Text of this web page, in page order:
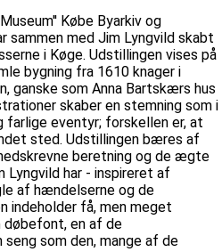
Købe Byarkiv og
sammen med Jim Lyngvild skabt
i Køge. Udstillingen vises på
bygning fra 1610 knager i
ganske som Anna Bartskærs hus
skaber en stemning som i
farlige eventyr; forskellen er, at
sted. Udstillingen bæres af
beretning og de ægte
Lyngvild har - inspireret af
af hændelserne og de
indeholder få, men meget
døbefont, en af de
som den, mange af de